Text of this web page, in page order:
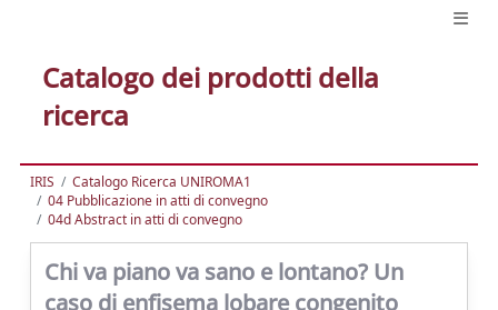
Catalogo dei prodotti della
ricerca
IRIS
Catalogo Ricerca UNIROMA1
04 Pubblicazione in atti di convegno
04d Abstract in atti di convegno
Chi va piano va sano e lontano? Un
caso di enfisema lobare congenito